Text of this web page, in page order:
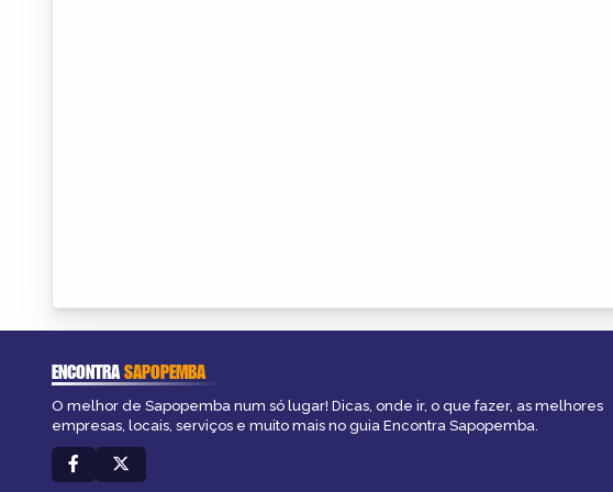
ENCONTRASAPOPEMBA
O melhor de Sapopemba num só lugar! Dicas, onde ir, o que fazer, as melhores
empresas, locais, serviços e muito mais no guia Encontra Sapopemba.